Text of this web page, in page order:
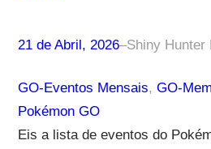
21 de Abril, 2026–Shiny Hunter
GO-Eventos Mensais, GO-
Pokémon GO
Eis a lista de eventos do